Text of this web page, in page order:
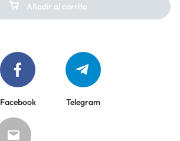
Añadir al carrito
Facebook Telegram